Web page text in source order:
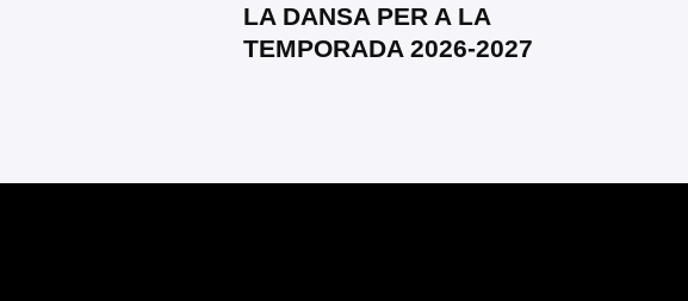
LA DANSA PER A LA
TEMPORADA 2026-2027